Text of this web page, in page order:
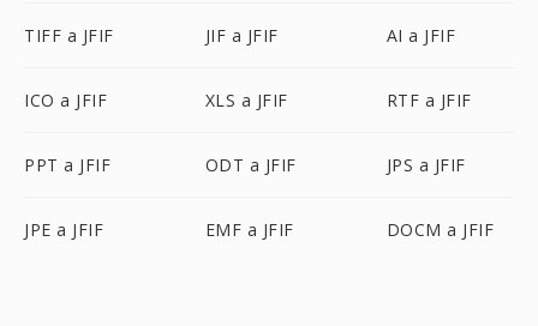
TIFF a JFIF JIF a JFIF AI a JFIF
ICO a JFIF XLS a JFIF RTF a JFIF
PPT a JFIF ODT a JFIF JPS a JFIF
JPE a JFIF EMF a JFIF DOCM a JFIF